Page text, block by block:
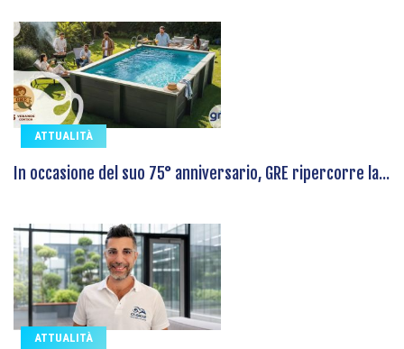
ATTUALITÀ
In occasione del suo 75° anniversario, GRE ripercorre la...
ATTUALITÀ